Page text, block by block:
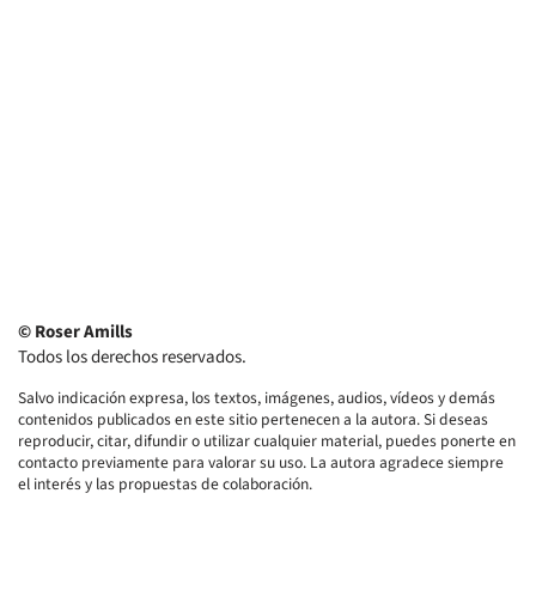
© Roser Amills
Todos los derechos reservados.
Salvo indicación expresa, los textos, imágenes, audios, vídeos y demás
contenidos publicados en este sitio pertenecen a la autora. Si deseas
reproducir, citar, difundir o utilizar cualquier material, puedes ponerte en
contacto previamente para valorar su uso. La autora agradece siempre
el interés y las propuestas de colaboración.